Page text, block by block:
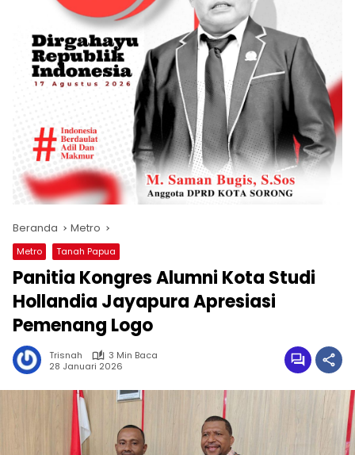
Beranda Metro
Metro Tanah Papua
Panitia Kongres Alumni Kota Studi
Hollandia Jayapura Apresiasi
Pemenang Logo
Trisnah
3 Min Baca
28 Januari 2026